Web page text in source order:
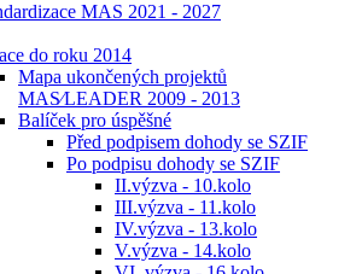
MAS 2021 - 2027
do roku 2014
Mapa ukončených projektů
MAS⁄LEADER 2009 - 2013
Balíček pro úspěšné
Před podpisem dohody se SZIF
Po podpisu dohody se SZIF
II.výzva - 10.kolo
III.výzva - 11.kolo
IV.výzva - 13.kolo
V.výzva - 14.kolo